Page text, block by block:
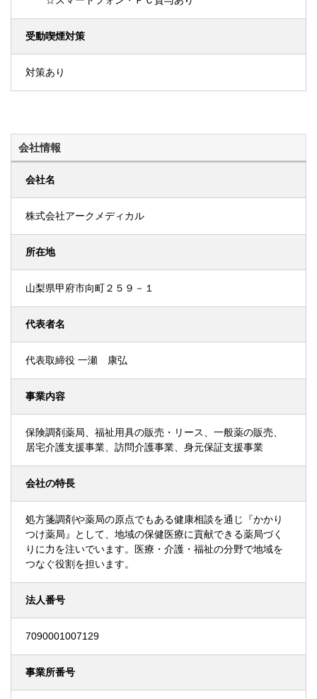
受動喫煙対策
対策あり
会社情報
会社名
株式会社アークメディカル
所在地
山梨県甲府市向町２５９－１
代表者名
代表取締役 一瀬 康弘
事業内容
保険調剤薬局、福祉用具の販売・リース、一般薬の販売、
居宅介護支援事業、訪問介護事業、身元保証支援事業
会社の特長
処方箋調剤や薬局の原点でもある健康相談を通じ『かかり
つけ薬局』として、地域の保健医療に貢献できる薬局づく
りに力を注いでいます。医療・介護・福祉の分野で地域を
つなぐ役割を担います。
法人番号
7090001007129
事業所番号